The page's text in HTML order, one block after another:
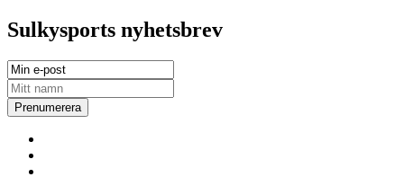
Sulkysports nyhetsbrev